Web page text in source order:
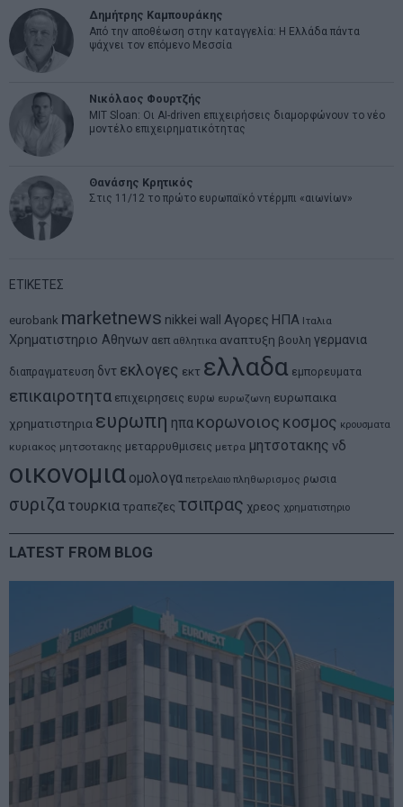
Δημήτρης Καμπουράκης
Από την αποθέωση στην καταγγελία: Η Ελλάδα πάντα
ψάχνει τον επόμενο Μεσσία
Νικόλαος Φουρτζής
MIT Sloan: Οι AI-driven επιχειρήσεις διαμορφώνουν το νέο
μοντέλο επιχειρηματικότητας
Θανάσης Κρητικός
Στις 11/12 το πρώτο ευρωπαϊκό ντέρμπι «αιωνίων»
ΕΤΙΚΕΤΕΣ
eurobank marketnews nikkei wall Αγορες ΗΠΑ Ιταλια
Χρηματιστηριο Αθηνων αεπ αθλητικα αναπτυξη βουλη γερμανια
διαπραγματευση δντ εκλογες εκτ ελλαδα εμπορευματα
επικαιροτητα επιχειρησεις ευρω ευρωζωνη ευρωπαικα
χρηματιστηρια ευρωπη ηπα κορωνοιος κοσμος κρουσματα
κυριακος μητσοτακης μεταρρυθμισεις μετρα μητσοτακης νδ
οικονομια ομολογα πετρελαιο πληθωρισμος ρωσια
συριζα τουρκια τραπεζες τσιπρας χρεος χρηματιστηριο
LATEST FROM BLOG